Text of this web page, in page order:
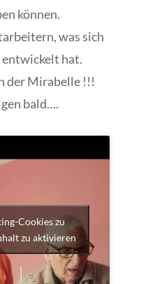
können.
was sich
entwickelt hat.
der Mirabelle !!!
bald….
Cookies zu
zu aktivieren